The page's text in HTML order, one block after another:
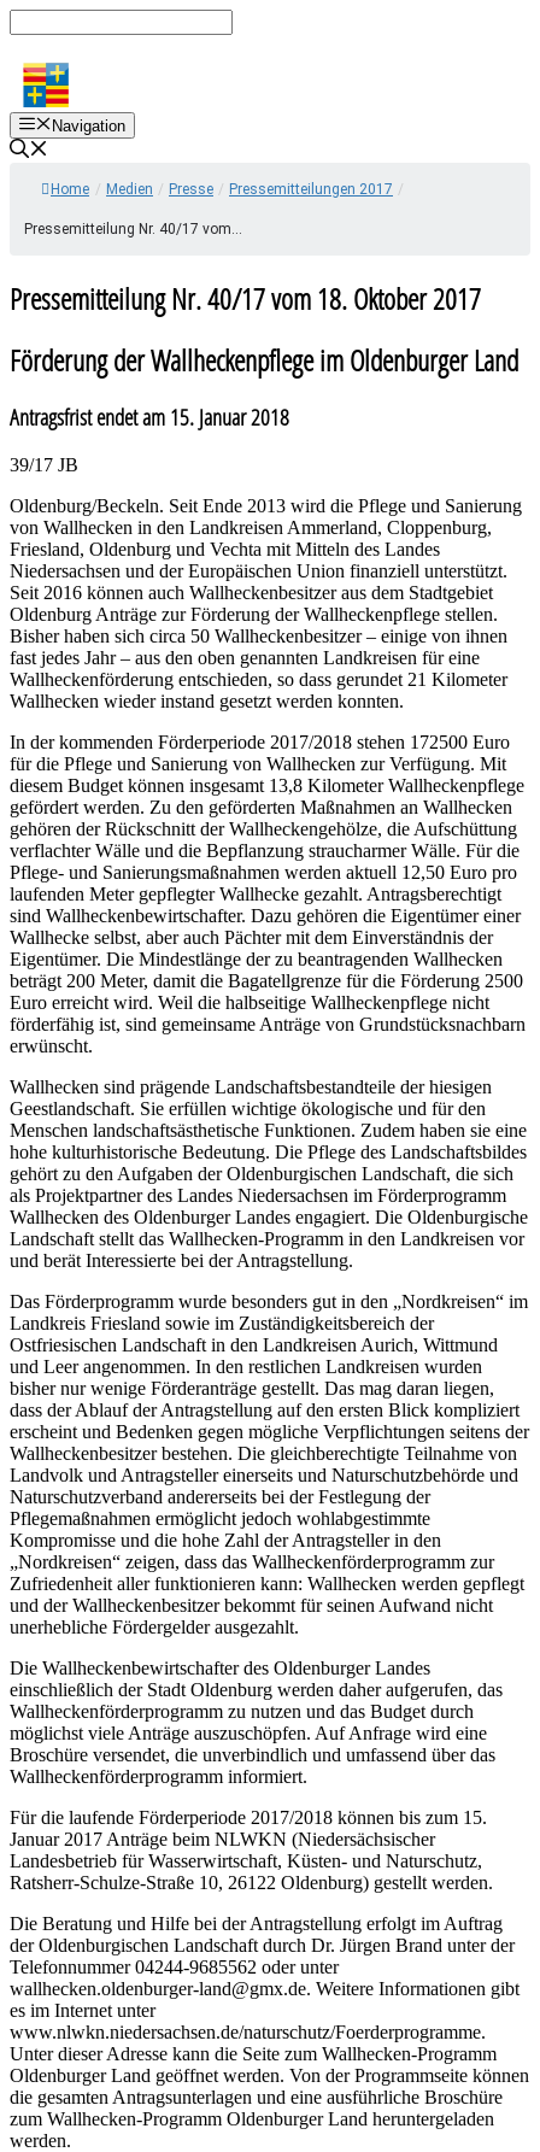
Inhalt
springen
Navigation
Home / Medien / Presse / Pressemitteilungen 2017 /
Pressemitteilung Nr. 40/17 vom...
Pressemitteilung Nr. 40/17 vom 18. Oktober 2017
Förderung der Wallheckenpflege im Oldenburger Land
Antragsfrist endet am 15. Januar 2018
39/17 JB
Oldenburg/Beckeln. Seit Ende 2013 wird die Pflege und Sanierung
von Wallhecken in den Landkreisen Ammerland, Cloppenburg,
Friesland, Oldenburg und Vechta mit Mitteln des Landes
Niedersachsen und der Europäischen Union finanziell unterstützt.
Seit 2016 können auch Wallheckenbesitzer aus dem Stadtgebiet
Oldenburg Anträge zur Förderung der Wallheckenpflege stellen.
Bisher haben sich circa 50 Wallheckenbesitzer – einige von ihnen
fast jedes Jahr – aus den oben genannten Landkreisen für eine
Wallheckenförderung entschieden, so dass gerundet 21 Kilometer
Wallhecken wieder instand gesetzt werden konnten.
In der kommenden Förderperiode 2017/2018 stehen 172500 Euro
für die Pflege und Sanierung von Wallhecken zur Verfügung. Mit
diesem Budget können insgesamt 13,8 Kilometer Wallheckenpflege
gefördert werden. Zu den geförderten Maßnahmen an Wallhecken
gehören der Rückschnitt der Wallheckengehölze, die Aufschüttung
verflachter Wälle und die Bepflanzung straucharmer Wälle. Für die
Pflege- und Sanierungsmaßnahmen werden aktuell 12,50 Euro pro
laufenden Meter gepflegter Wallhecke gezahlt. Antragsberechtigt
sind Wallheckenbewirtschafter. Dazu gehören die Eigentümer einer
Wallhecke selbst, aber auch Pächter mit dem Einverständnis der
Eigentümer. Die Mindestlänge der zu beantragenden Wallhecken
beträgt 200 Meter, damit die Bagatellgrenze für die Förderung 2500
Euro erreicht wird. Weil die halbseitige Wallheckenpflege nicht
förderfähig ist, sind gemeinsame Anträge von Grundstücksnachbarn
erwünscht.
Wallhecken sind prägende Landschaftsbestandteile der hiesigen
Geestlandschaft. Sie erfüllen wichtige ökologische und für den
Menschen landschaftsästhetische Funktionen. Zudem haben sie eine
hohe kulturhistorische Bedeutung. Die Pflege des Landschaftsbildes
gehört zu den Aufgaben der Oldenburgischen Landschaft, die sich
als Projektpartner des Landes Niedersachsen im Förderprogramm
Wallhecken des Oldenburger Landes engagiert. Die Oldenburgische
Landschaft stellt das Wallhecken-Programm in den Landkreisen vor
und berät Interessierte bei der Antragstellung.
Das Förderprogramm wurde besonders gut in den „Nordkreisen“ im
Landkreis Friesland sowie im Zuständigkeitsbereich der
Ostfriesischen Landschaft in den Landkreisen Aurich, Wittmund
und Leer angenommen. In den restlichen Landkreisen wurden
bisher nur wenige Förderanträge gestellt. Das mag daran liegen,
dass der Ablauf der Antragstellung auf den ersten Blick kompliziert
erscheint und Bedenken gegen mögliche Verpflichtungen seitens der
Wallheckenbesitzer bestehen. Die gleichberechtigte Teilnahme von
Landvolk und Antragsteller einerseits und Naturschutzbehörde und
Naturschutzverband andererseits bei der Festlegung der
Pflegemaßnahmen ermöglicht jedoch wohlabgestimmte
Kompromisse und die hohe Zahl der Antragsteller in den
„Nordkreisen“ zeigen, dass das Wallheckenförderprogramm zur
Zufriedenheit aller funktionieren kann: Wallhecken werden gepflegt
und der Wallheckenbesitzer bekommt für seinen Aufwand nicht
unerhebliche Fördergelder ausgezahlt.
Die Wallheckenbewirtschafter des Oldenburger Landes
einschließlich der Stadt Oldenburg werden daher aufgerufen, das
Wallheckenförderprogramm zu nutzen und das Budget durch
möglichst viele Anträge auszuschöpfen. Auf Anfrage wird eine
Broschüre versendet, die unverbindlich und umfassend über das
Wallheckenförderprogramm informiert.
Für die laufende Förderperiode 2017/2018 können bis zum 15.
Januar 2017 Anträge beim NLWKN (Niedersächsischer
Landesbetrieb für Wasserwirtschaft, Küsten- und Naturschutz,
Ratsherr-Schulze-Straße 10, 26122 Oldenburg) gestellt werden.
Die Beratung und Hilfe bei der Antragstellung erfolgt im Auftrag
der Oldenburgischen Landschaft durch Dr. Jürgen Brand unter der
Telefonnummer 04244-9685562 oder unter
wallhecken.oldenburger-land@gmx.de. Weitere Informationen gibt
es im Internet unter
www.nlwkn.niedersachsen.de/naturschutz/Foerderprogramme.
Unter dieser Adresse kann die Seite zum Wallhecken-Programm
Oldenburger Land geöffnet werden. Von der Programmseite können
die gesamten Antragsunterlagen und eine ausführliche Broschüre
zum Wallhecken-Programm Oldenburger Land heruntergeladen
werden.